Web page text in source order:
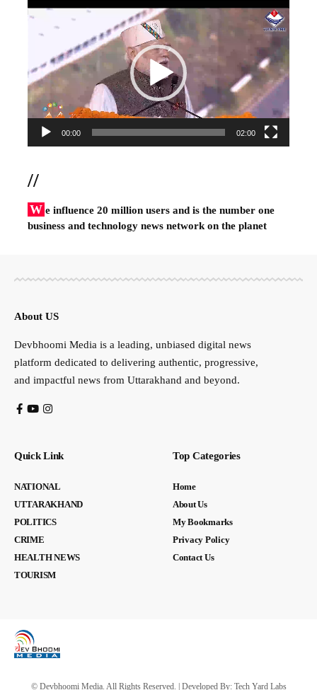
Video
00:00 02:00
//
W e influence 20 million users and is the number one
business and technology news network on the planet
About US
Devbhoomi Media is a leading, unbiased digital news
platform dedicated to delivering authentic, progressive,
and impactful news from Uttarakhand and beyond.
Quick Link
NATIONAL
UTTARAKHAND
POLITICS
CRIME
HEALTH NEWS
TOURISM
Top Categories
Home
About Us
My Bookmarks
Privacy Policy
Contact Us
© Devbhoomi Media. All Rights Reserved. | Developed By: Tech Yard Labs